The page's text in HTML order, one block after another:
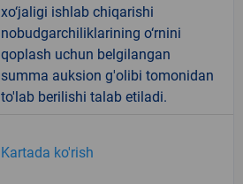
xo‘jaligi ishlab chiqarishi
nobudgarchiliklarining o‘rnini
qoplash uchun belgilangan
summa auksion g'olibi tomonidan
to'lab berilishi talab etiladi.
Kartada ko'rish